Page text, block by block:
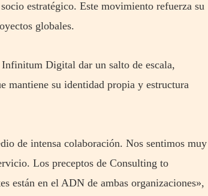
estratégico. Este movimiento refuerza su
globales.
Digital dar un salto de escala,
mantiene su identidad propia y estructura
de intensa colaboración. Nos sentimos muy
Los preceptos de Consulting to
están en el ADN de ambas organizaciones»,